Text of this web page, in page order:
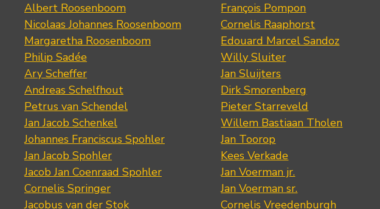
Albert Roosenboom
Nicolaas Johannes Roosenboom
Margaretha Roosenboom
Philip Sadée
Ary Scheffer
Andreas Schelfhout
Petrus van Schendel
Jan Jacob Schenkel
Johannes Franciscus Spohler
Jan Jacob Spohler
Jacob Jan Coenraad Spohler
Cornelis Springer
Jacobus van der Stok
François Pompon
Cornelis Raaphorst
Edouard Marcel Sandoz
Willy Sluiter
Jan Sluijters
Dirk Smorenberg
Pieter Starreveld
Willem Bastiaan Tholen
Jan Toorop
Kees Verkade
Jan Voerman jr.
Jan Voerman sr.
Cornelis Vreedenburgh